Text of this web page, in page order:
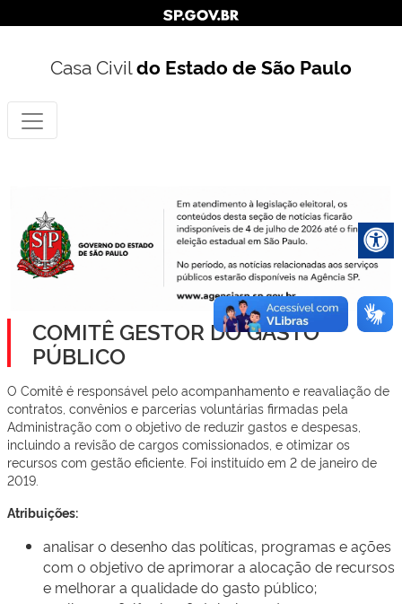
Casa Civildo Estado de São Paulo
COMITÊ GESTOR DO GASTO
PÚBLICO
O Comitê é responsável pelo acompanhamento e reavaliação de
contratos, convênios e parcerias voluntárias firmadas pela
Administração com o objetivo de reduzir gastos e despesas,
incluindo a revisão de cargos comissionados, e otimizar os
recursos com gestão eficiente. Foi instituído em 2 de janeiro de
2019.
Atribuições:
analisar o desenho das políticas, programas e ações
com o objetivo de aprimorar a alocação de recursos
e melhorar a qualidade do gasto público;